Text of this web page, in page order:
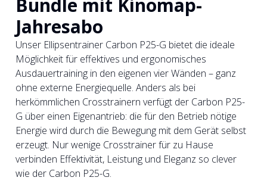
Bundle mit Kinomap-
Jahresabo
Unser Ellipsentrainer Carbon P25-G bietet die ideale
Möglichkeit für effektives und ergonomisches
Ausdauertraining in den eigenen vier Wänden – ganz
ohne externe Energiequelle. Anders als bei
herkömmlichen Crosstrainern verfügt der Carbon P25-
G über einen Eigenantrieb: die für den Betrieb nötige
Energie wird durch die Bewegung mit dem Gerät selbst
erzeugt. Nur wenige Crosstrainer für zu Hause
verbinden Effektivität, Leistung und Eleganz so clever
wie der Carbon P25-G.